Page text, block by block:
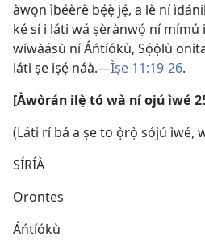
àwọn ìbéèrè bẹ́ẹ̀ jẹ́, a lè ní
ké sí i láti wá ṣèrànwọ́ ní
wíwàásù ní Áńtíókù, Sọ́ọ̀lù
láti ṣe iṣẹ́ náà.—Ìṣe 11:19-26.
[Àwòrán ilẹ̀ tó wà ní ojú ìwé
(Láti rí bá a ṣe to ọ̀rọ̀ sójú ìwé,
SÍRÍÀ
Orontes
Áńtíókù